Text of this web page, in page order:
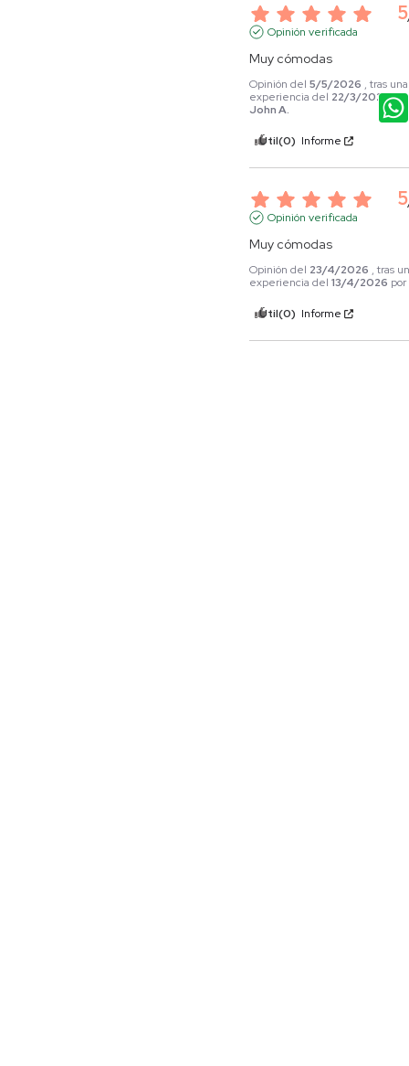
5
Opinión verificada
Muy cómodas
Opinión del5/5/2026 , tras una
experiencia del 22/3/2026por
John A.
Útil(0) Informe
5
Opinión verificada
Muy cómodas
Opinión del 23/4/2026 , tras
experiencia del13/4/2026 por
Útil(0) Informe